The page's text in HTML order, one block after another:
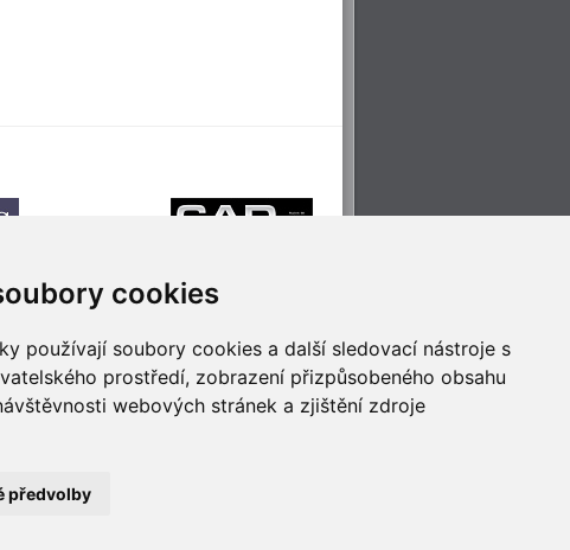
cookies
používají soubory cookies a další sledovací nástroje s
prostředí, zobrazení přizpůsobeného obsahu
webových stránek a zjištění zdroje
předvolby
Příjemné cestování
Technologie pro